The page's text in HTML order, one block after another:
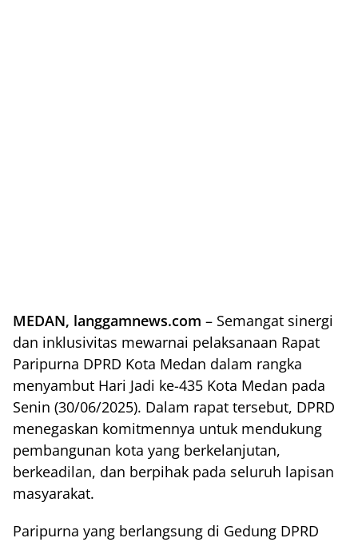
MEDAN, langgamnews.com – Semangat sinergi
dan inklusivitas mewarnai pelaksanaan Rapat
Paripurna DPRD Kota Medan dalam rangka
menyambut Hari Jadi ke-435 Kota Medan pada
Senin (30/06/2025). Dalam rapat tersebut, DPRD
menegaskan komitmennya untuk mendukung
pembangunan kota yang berkelanjutan,
berkeadilan, dan berpihak pada seluruh lapisan
masyarakat.
Paripurna yang berlangsung di Gedung DPRD